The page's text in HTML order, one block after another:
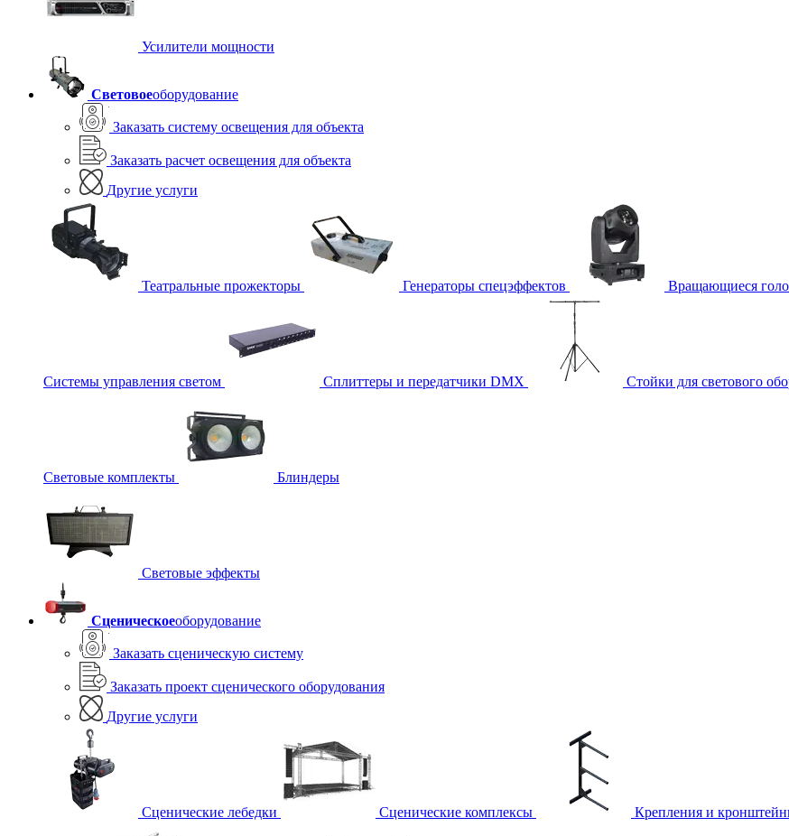
Усилители мощности
Световоеоборудование
Заказать систему освещения для объекта
Заказать расчет освещения для объекта
Другие услуги
Театральные прожекторы Генераторы спецэффектов Вращающиеся
Системы управления светом Сплиттеры и передатчики DMX Стойки для светового
Световые комплекты Блиндеры
Световые эффекты
Сценическоеоборудование
Заказать сценическую систему
Заказать проект сценического оборудования
Другие услуги
Сценические лебедки Сценические комплексы Крепления и